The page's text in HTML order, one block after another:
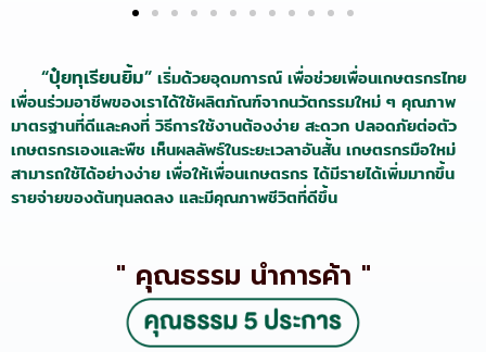
“ปุ๋ยทุเรียนยิ้ม” เริ่มด้วยอุดมการณ์ เพื่อช่วยเพื่อนเกษตรกรไทย
เพื่อนร่วมอาชีพของเราได้ใช้ผลิตภัณฑ์จากนวัตกรรมใหม่ ๆ คุณภาพ
มาตรฐานที่ดีและคงที่ วิธีการใช้งานต้องง่าย สะดวก ปลอดภัยต่อตัว
เกษตรกรเองและพืช เห็นผลลัพธ์ในระยะเวลาอันสั้น เกษตรกรมือใหม่
สามารถใช้ได้อย่างง่าย เพื่อให้เพื่อนเกษตรกร ได้มีรายได้เพิ่มมากขึ้น
รายจ่ายของต้นทุนลดลง และมีคุณภาพชีวิตที่ดีขึ้น
" คุณธรรม นำการค้า "